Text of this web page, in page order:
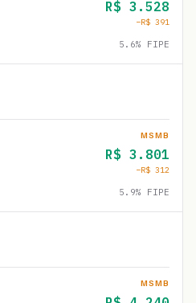
R$ 3.528
−R$ 391
5.6% FIPE
MSMB
R$ 3.801
−R$ 312
5.9% FIPE
MSMB